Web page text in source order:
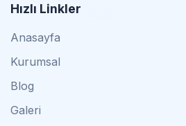
Hızlı Linkler
Anasayfa
Kurumsal
Blog
Galeri